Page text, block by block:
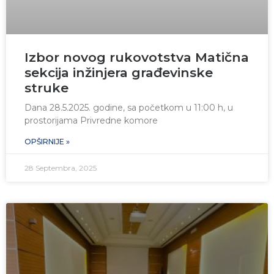
Izbor novog rukovotstva Matična
sekcija inžinjera građevinske
struke
Dana 28.5.2025. godine, sa početkom u 11:00 h, u
prostorijama Privredne komore
OPŠIRNIJE »
28 Septembra, 2025